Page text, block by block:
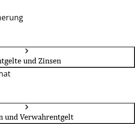
und Zinsen
und Verwahrentgelt